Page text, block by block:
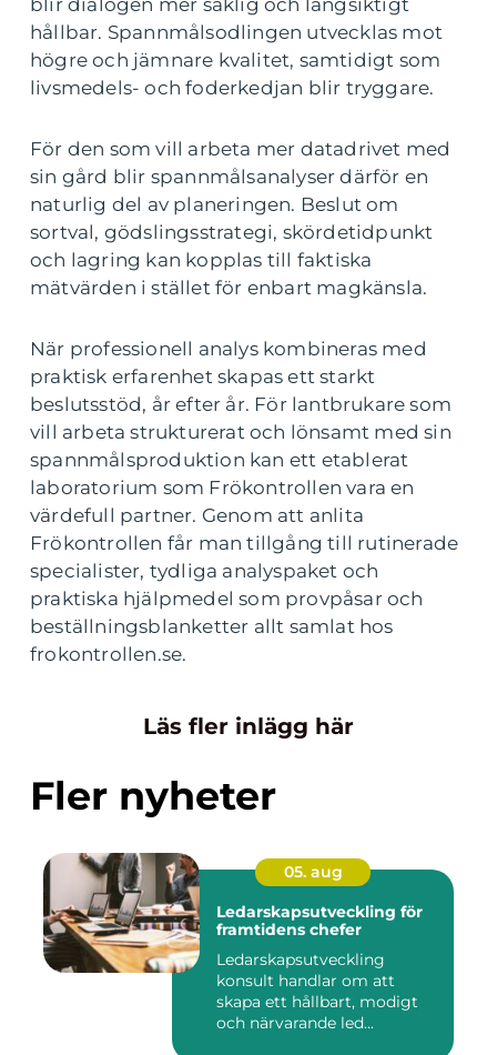
blir dialogen mer saklig och långsiktigt
hållbar. Spannmålsodlingen utvecklas mot
högre och jämnare kvalitet, samtidigt som
livsmedels- och foderkedjan blir tryggare.
För den som vill arbeta mer datadrivet med
sin gård blir spannmålsanalyser därför en
naturlig del av planeringen. Beslut om
sortval, gödslingsstrategi, skördetidpunkt
och lagring kan kopplas till faktiska
mätvärden i stället för enbart magkänsla.
När professionell analys kombineras med
praktisk erfarenhet skapas ett starkt
beslutsstöd, år efter år. För lantbrukare som
vill arbeta strukturerat och lönsamt med sin
spannmålsproduktion kan ett etablerat
laboratorium som Frökontrollen vara en
värdefull partner. Genom att anlita
Frökontrollen får man tillgång till rutinerade
specialister, tydliga analyspaket och
praktiska hjälpmedel som provpåsar och
beställningsblanketter allt samlat hos
frokontrollen.se.
Läs fler inlägg här
Fler nyheter
05. aug
Ledarskapsutveckling för
framtidens chefer
Ledarskapsutveckling
konsult handlar om att
skapa ett hållbart, modigt
och närvarande led...